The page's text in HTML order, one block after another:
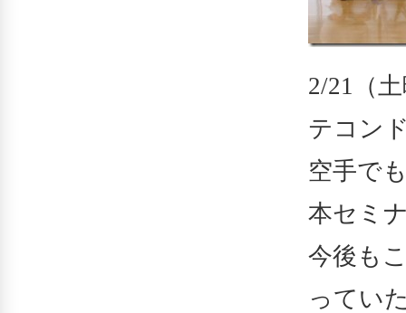
2/21（
テコン
空手で
本セミ
今後も
ってい